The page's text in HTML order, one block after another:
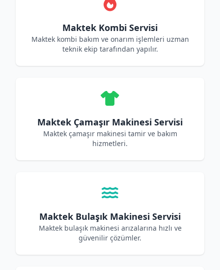
Maktek Kombi Servisi
Maktek kombi bakım ve onarım işlemleri uzman
teknik ekip tarafından yapılır.
Maktek Çamaşır Makinesi Servisi
Maktek çamaşır makinesi tamir ve bakım
hizmetleri.
Maktek Bulaşık Makinesi Servisi
Maktek bulaşık makinesi arızalarına hızlı ve
güvenilir çözümler.